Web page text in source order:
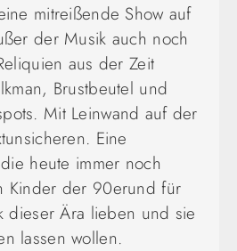
mitreißende Show auf
der Musik auch noch
aus der Zeit
Brustbeutel und
Mit Leinwand auf der
Eine
heute immer noch
Kinder der 90erund für
dieser Ära lieben und sie
lassen wollen.